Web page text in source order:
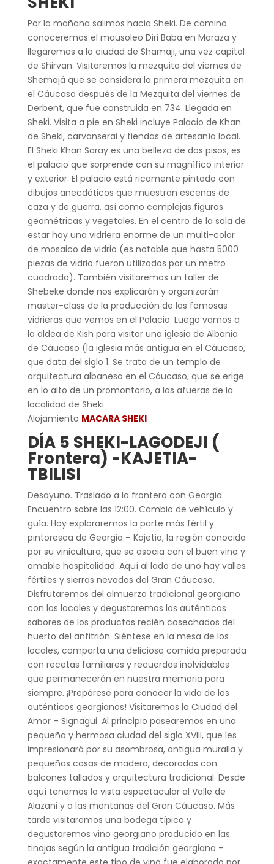
Por la mañana salimos hacia Sheki. De camino
conoceremos el mausoleo Diri Baba en Maraza y
llegaremos a la ciudad de Shamaji, una vez capital
de Shirvan. Visitaremos la mezquita del viernes de
Shemajá que se considera la primera mezquita en
el Cáucaso después de la Mezquita del viernes de
Derbent, que fue construida en 734. Llegada en
Sheki. Visita a pie en Sheki incluye Palacio de Khan
de Sheki, carvanserai y tiendas de artesanía local.
El Sheki Khan Saray es una belleza de dos pisos, es
el palacio que sorprende con su magnífico interior
y exterior. El palacio está ricamente pintado con
dibujos anecdóticos que muestran escenas de
caza y de guerra, así como complejas figuras
geométricas y vegetales. En el centro de la sala de
estar hay una vidriera enorme de un multi-color
de mosaico de vidrio (es notable que hasta 5000
piezas de vidrio fueron utilizados por un metro
cuadrado). También visitaremos un taller de
Shebeke donde nos explicarán y organizarán
master-class de la producción de las famosas
vidrieras que vemos en el Palacio. Luego vamos a
la aldea de Kish para visitar una iglesia de Albania
de Cáucaso (la iglesia más antigua en el Cáucaso,
que data del siglo 1. Se trata de un templo de
arquitectura albanesa en el Cáucaso, que se erige
en lo alto de un promontorio, a las afueras de la
localidad de Sheki.
Alojamiento MACARA SHEKI
DÍA 5 SHEKI-LAGODEJI (
Frontera) -KAJETIA-
TBILISI
Desayuno. Traslado a la frontera con Georgia.
Encuentro sobre las 12:00. Cambio de vehículo y
guía. Hoy exploraremos la parte más fértil y
pintoresca de Georgia – Kajetia, la región conocida
por su vinicultura, que se asocia con el buen vino y
amable hospitalidad. Aquí al lado de uno hay valles
fértiles y sierras nevadas del Gran Cáucaso.
Disfrutaremos del almuerzo tradicional georgiano
con los locales y degustaremos los auténticos
sabores de los productos recién cosechados del
huerto del anfitrión. Siéntese en la mesa de los
locales, comparta una deliciosa comida preparada
con recetas familiares y recuerdos inolvidables
que permanecerán en nuestra memoria para
siempre. ¡Prepárese para conocer la vida de los
auténticos georgianos! Visitaremos la Ciudad del
Amor – Signagui. Al principio pasearemos en una
pequeña y hermosa ciudad del siglo XVIII, que les
impresionará por su asombrosa, antigua muralla y
pequeñas casas de madera, decoradas con
balcones tallados y arquitectura tradicional. Desde
aquí tenemos la vista espectacular al Valle de
Alazani y a las montañas del Gran Cáucaso. Más
tarde visitaremos una bodega típica y
degustaremos vino georgiano producido en las
tinajas según la antigua tradición georgiana –